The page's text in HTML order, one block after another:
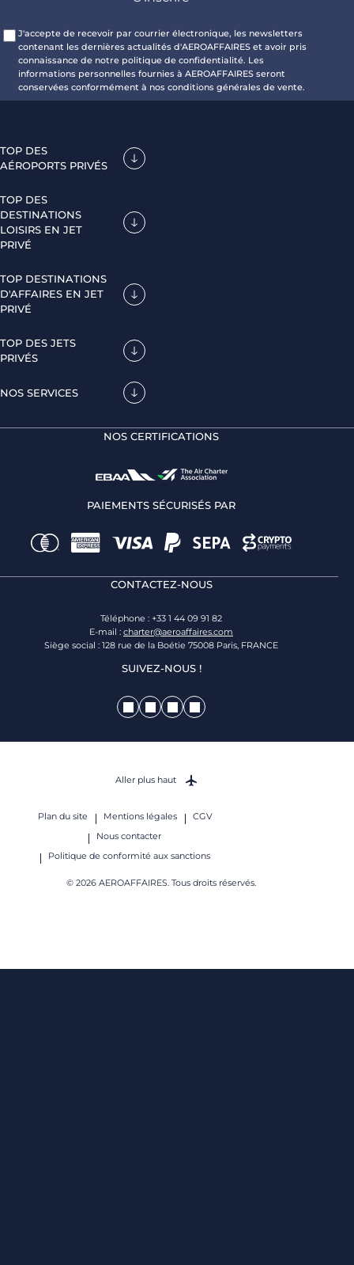
J'accepte de recevoir par courrier électronique, les newsletters
contenant les dernières actualités d'AEROAFFAIRES et avoir pris
connaissance de notre politique de confidentialité. Les
informations personnelles fournies à AEROAFFAIRES seront
conservées conformément à nos conditions générales de vente.
TOP DES
AÉROPORTS PRIVÉS
TOP DES
DESTINATIONS
LOISIRS EN JET
PRIVÉ
TOP DESTINATIONS
D'AFFAIRES EN JET
PRIVÉ
TOP DES JETS
PRIVÉS
NOS SERVICES
NOS CERTIFICATIONS
PAIEMENTS SÉCURISÉS PAR
CONTACTEZ-NOUS
Téléphone : +33 1 44 09 91 82
E-mail : charter@aeroaffaires.com
Siège social : 128 rue de la Boétie 75008 Paris, FRANCE
SUIVEZ-NOUS !
Plan du site Mentions légales
CGV
Nous contacter
Politique de conformité aux sanctions
© 2026 AEROAFFAIRES. Tous droits réservés.
Aller plus haut